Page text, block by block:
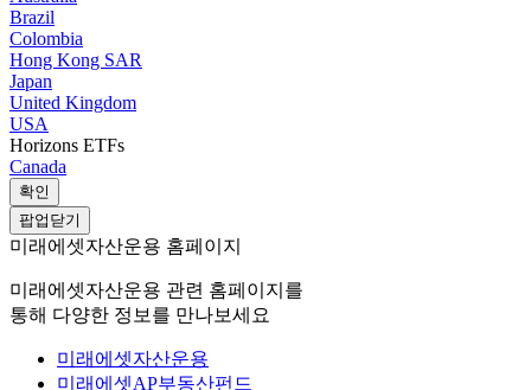
Brazil
Colombia
Hong Kong SAR
Japan
United Kingdom
USA
Horizons ETFs
Canada
확인
팝업닫기
미래에셋자산운용 홈페이지
미래에셋자산운용 관련 홈페이지를
통해 다양한 정보를 만나보세요
미래에셋자산운용
미래에셋AP부동산펀드